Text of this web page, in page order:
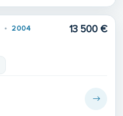
2004 13 500 €